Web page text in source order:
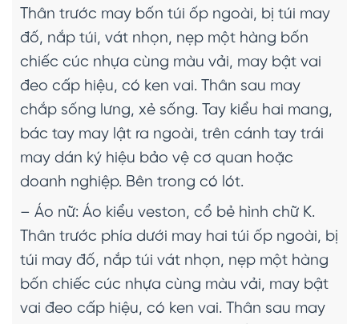
Thân trước may bốn túi ốp ngoài, bị túi may
đố, nắp túi, vát nhọn, nẹp một hàng bốn
chiếc cúc nhựa cùng màu vải, may bật vai
đeo cấp hiệu, có ken vai. Thân sau may
chắp sống lưng, xẻ sống. Tay kiểu hai mang,
bác tay may lật ra ngoài, trên cánh tay trái
may dán ký hiệu bảo vệ cơ quan hoặc
doanh nghiệp. Bên trong có lót.
– Áo nữ: Áo kiểu veston, cổ bẻ hình chữ K.
Thân trước phía dưới may hai túi ốp ngoài, bị
túi may đố, nắp túi vát nhọn, nẹp một hàng
bốn chiếc cúc nhựa cùng màu vải, may bật
vai đeo cấp hiệu, có ken vai. Thân sau may